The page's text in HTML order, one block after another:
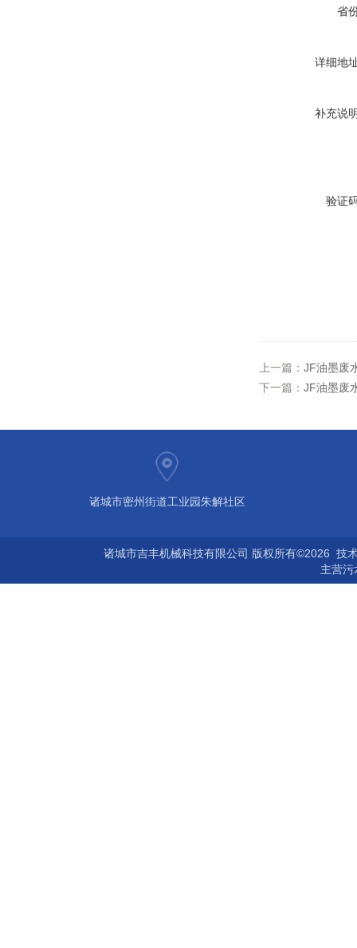
省
详细地
补充说
验证
上一篇： JF油墨废
下一篇： JF油墨废
诸城市密州街道工业园朱解社区
诸城市吉丰机械科技有限公司 版权所有©2026 技
主营污